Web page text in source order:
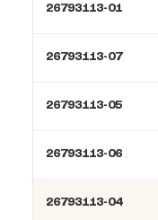
26793113-01
26793113-07
26793113-05
26793113-06
26793113-04